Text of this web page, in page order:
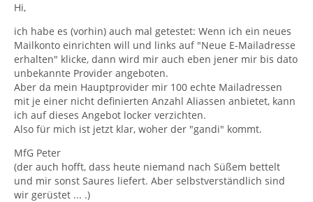
Hi,
ich habe es (vorhin) auch mal getestet: Wenn ich ein neues
Mailkonto einrichten will und links auf "Neue E-Mailadresse
erhalten" klicke, dann wird mir auch eben jener mir bis dato
unbekannte Provider angeboten.
Aber da mein Hauptprovider mir 100 echte Mailadressen
mit je einer nicht definierten Anzahl Aliassen anbietet, kann
ich auf dieses Angebot locker verzichten.
Also für mich ist jetzt klar, woher der "gandi" kommt.
MfG Peter
(der auch hofft, dass heute niemand nach Süßem bettelt
und mir sonst Saures liefert. Aber selbstverständlich sind
wir gerüstet ... .)